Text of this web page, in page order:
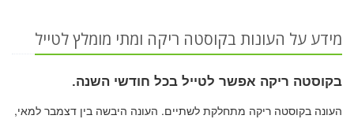
מידע על העונות בקוסטה ריקה ומתי מומלץ לטייל
בקוסטה ריקה אפשר לטייל בכל חודשי השנה.
העונה בקוסטה ריקה מתחלקת לשתיים. העונה היבשה בין דצמבר למאי,